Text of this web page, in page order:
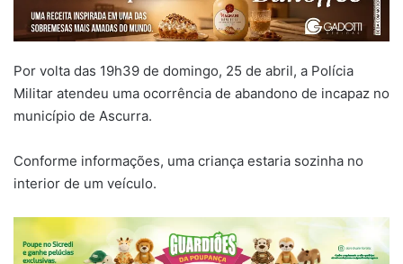
Por volta das 19h39 de domingo, 25 de abril, a Polícia
Militar atendeu uma ocorrência de abandono de incapaz no
município de Ascurra.
Conforme informações, uma criança estaria sozinha no
interior de um veículo.